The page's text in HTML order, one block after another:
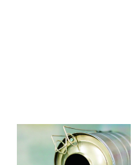
令和6年4月～6月 コーヒー
焙煎体験セミナー 日程のお知